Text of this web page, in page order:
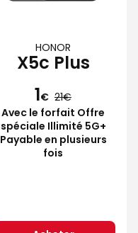
HONOR
X5c Plus
1€ 21
Avec le forfait Offre
spéciale Illimité 5G+
Payable en plusieurs
fois